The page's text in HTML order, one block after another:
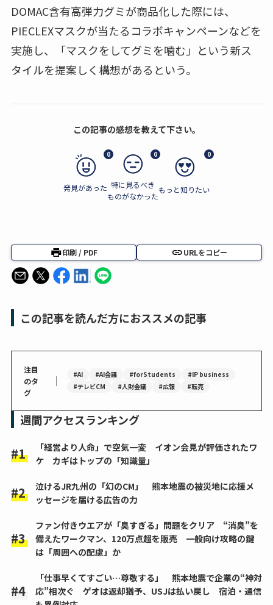
DOMAC含有高弾力グミが商品化した際には、
PIECLEXマスクが当たるコラボキャンペーンなどを
実施し、「マスクをしてグミを噛む」という新ス
タイルを提案しく構想があるという。
この記事の感想を教えて下さい。
0
発見があった
0
特に見るべき
ものがなかった
0
もっと知りたい
印刷 / PDF URLをコピー
この記事を読んだ方におススメの記事
注目
のタ
グ
｜ #AI #AI会議 #forStudents
#IP business
#テレビCM
#人財会議 #広報 #転売
週間アクセスランキング
「経営より人命」で空気一変 イオン会見が評価されたワ
ケ カギはトップの「知識量」
泣けるJR九州の「幻のCM」 熊本地震の被災地に応援メ
ッセージを届ける広告の力
ファン付きウエアが「臭すぎる」問題をクリア “消臭”を
備えたワークマン、120万点超を販売 一般向け攻略の鍵
は「周囲への配慮」か
「仕事早くてすごい…尊敬する」 熊本地震で企業の“神対
応”相次ぐ ゲオは返却猶予、USJは払い戻し 宿泊・通信